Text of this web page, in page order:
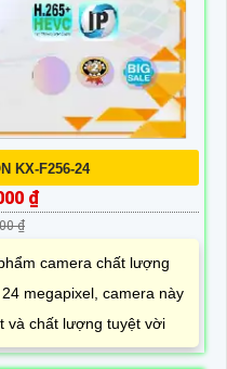
KX-F256-24
₫
₫
camera chất lượng
megapixel, camera này
và chất lượng tuyệt vời